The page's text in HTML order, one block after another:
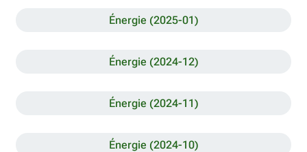
Énergie (2025-01)
Énergie (2024-12)
Énergie (2024-11)
Énergie (2024-10)